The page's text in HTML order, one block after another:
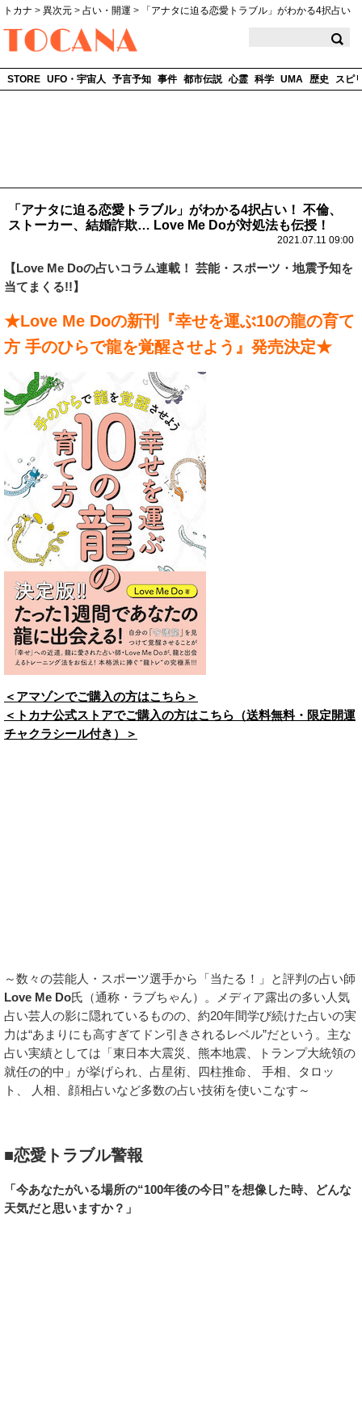
トカナ > 異次元 > 占い・開運 >
「アナタに迫る恋愛トラブル」がわかる4択占い
STORE UFO・宇宙人 予言予知 事件 都市伝説 心霊 科学 UMA 歴史 スピ
「アナタに迫る恋愛トラブル」がわかる4択占い！ 不倫、
ストーカー、結婚詐欺… Love Me Doが対処法も伝授！
2021.07.11 09:00
【Love Me Doの占いコラム連載！ 芸能・スポーツ・地震予知を
当てまくる!!】
★Love Me Doの新刊『幸せを運ぶ10の龍の育て
方 手のひらで龍を覚醒させよう』発売決定★
＜アマゾンでご購入の方はこちら＞
＜トカナ公式ストアでご購入の方はこちら（送料無料・限定開運
チャクラシール付き）＞
～数々の芸能人・スポーツ選手から「当たる！」と評判の占い師
Love Me Do氏（通称・ラブちゃん）。メディア露出の多い人気
占い芸人の影に隠れているものの、約20年間学び続けた占いの実
力は“あまりにも高すぎてドン引きされるレベル”だという。主な
占い実績としては「東日本大震災、熊本地震、トランプ大統領の
就任の的中」が挙げられ、占星術、四柱推命、 手相、タロッ
ト、 人相、顔相占いなど多数の占い技術を使いこなす～
■恋愛トラブル警報
「今あなたがいる場所の“100年後の今日”を想像した時、どんな
天気だと思いますか？」